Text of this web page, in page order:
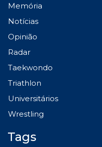
Memória
Notícias
Opinião
Radar
Taekwondo
Triathlon
Universitários
Wrestling
Tags